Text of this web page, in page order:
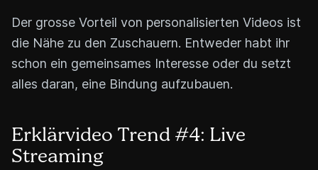
Der grosse Vorteil von personalisierten Videos ist
die Nähe zu den Zuschauern. Entweder habt ihr
schon ein gemeinsames Interesse oder du setzt
alles daran, eine Bindung aufzubauen.
Erklärvideo Trend #4: Live
Streaming